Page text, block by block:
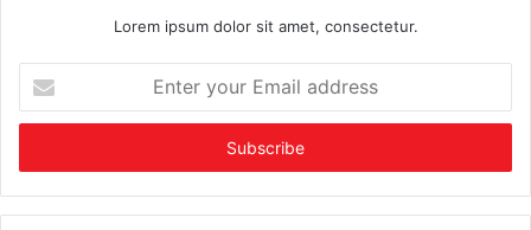
Lorem ipsum dolor sit amet, consectetur.
your
Email